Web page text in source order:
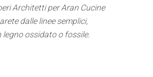
Architetti per Aran Cucine
dalle linee semplici,
legno ossidato o fossile.